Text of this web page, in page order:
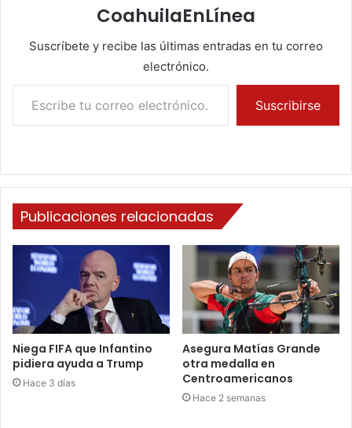
CoahuilaEnLínea
Suscríbete y recibe las últimas entradas en tu correo
electrónico.
Escribe tu correo electrónico…
Suscribirse
Publicaciones relacionadas
Niega FIFA que Infantino
pidiera ayuda a Trump
Hace 3 días
Asegura Matías Grande
otra medalla en
Centroamericanos
Hace 2 semanas